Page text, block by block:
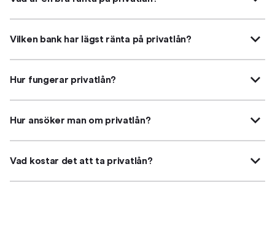
Vilken bank har lägst ränta på privatlån?
Hur fungerar privatlån?
Hur ansöker man om privatlån?
Vad kostar det att ta privatlån?